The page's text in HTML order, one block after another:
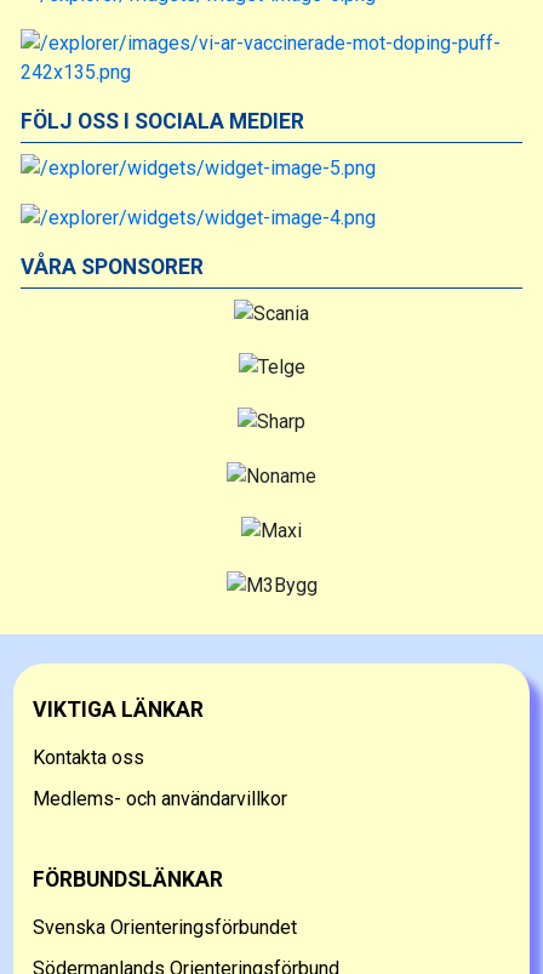
FÖLJ OSS I SOCIALA MEDIER
VÅRA SPONSORER
VIKTIGA LÄNKAR
Kontakta oss
Medlems- och användarvillkor
FÖRBUNDSLÄNKAR
Svenska Orienteringsförbundet
Södermanlands Orienteringsförbund